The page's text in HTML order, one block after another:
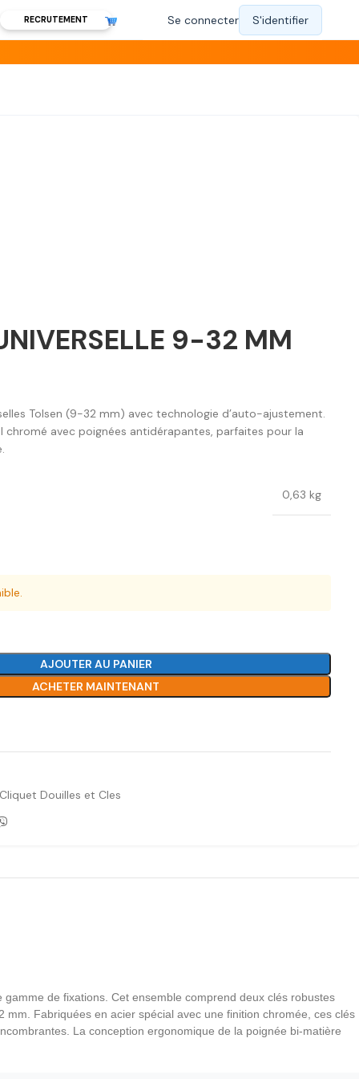
RECRUTEMENT
9-32 MM
Tolsen (9-32 mm) avec technologie d’auto-ajustement.
chromé avec poignées antidérapantes, parfaites pour la
0,63 kg
AJOUTER AU PANIER
ACHETER MAINTENANT
Cliquet Douilles et Cles
de fixations. Cet ensemble comprend deux clés robustes
Fabriquées en acier spécial avec une finition chromée, ces clés
La conception ergonomique de la poignée bi-matière